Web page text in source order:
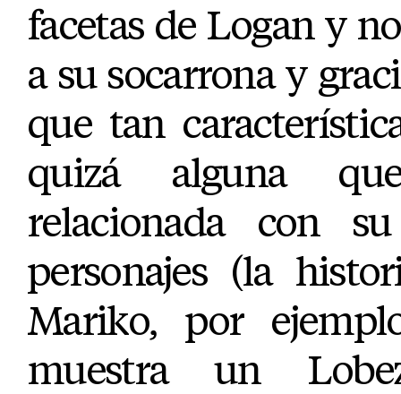
facetas de Logan y
a su socarrona y
que tan
quizá alguna
relacionada con
personajes (la
Mariko, por
muestra un